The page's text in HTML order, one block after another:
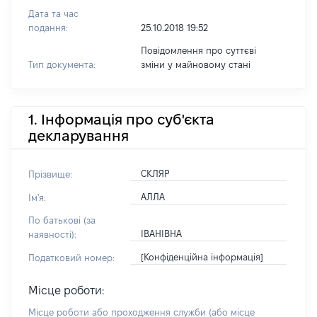
Дата та час
подання:
25.10.2018 19:52
Тип документа:
Повідомлення про суттєві
зміни y майновому стані
1. Інформація про суб'єкта
декларування
Прізвище: СКЛЯР
Ім'я: АЛЛА
По батькові (за
наявності):
ІВАНІВНА
Податковий номер: [Конфіденційна інформація]
Місце роботи:
Місце роботи або проходження служби (або місце